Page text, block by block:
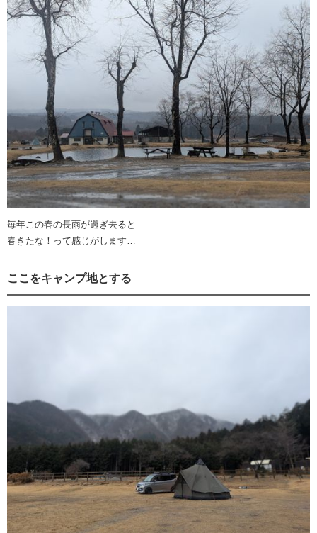
毎年この春の長雨が過ぎ去ると
春きたな！って感じがします…
ここをキャンプ地とする